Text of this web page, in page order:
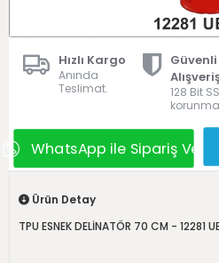
Hızlı Kargo
Anında
Teslimat.
Güvenli
128 Bit
WhatsApp ile Sipariş Ver
Ürün Detay
TPU ESNEK DELİNATÖR 70 CM - 12281